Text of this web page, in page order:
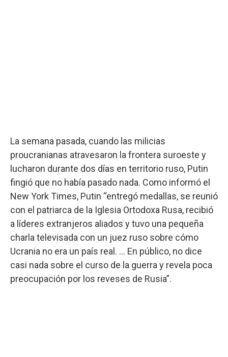
La semana pasada, cuando las milicias
proucranianas atravesaron la frontera suroeste y
lucharon durante dos días en territorio ruso, Putin
fingió que no había pasado nada. Como informó el
New York Times, Putin “entregó medallas, se reunió
con el patriarca de la Iglesia Ortodoxa Rusa, recibió
a líderes extranjeros aliados y tuvo una pequeña
charla televisada con un juez ruso sobre cómo
Ucrania no era un país real. … En público, no dice
casi nada sobre el curso de la guerra y revela poca
preocupación por los reveses de Rusia”.